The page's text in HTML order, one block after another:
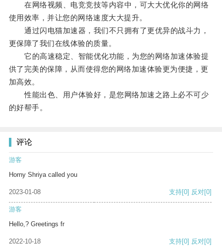
在网络视频、电竞竞技等内容中，可大大优化你的网络
使用效率，并让您的网络速度大大提升。
通过闪电猫加速器，我们不只拥有了更优异的战斗力，
更保障了我们在线体验的质量。
它的高速稳定、智能优化功能，为您的网络加速体验提
供了完美的保障，从而使得您的网络加速体验更为便捷，更
加高效。
性能出色、用户体验好，是您网络加速之路上必不可少
的好帮手。
评论
游客
Horny Shriya called you
2023-01-08 支持[0] 反对[0]
游客
Hello,? Greetings fr
2022-10-18 支持[0] 反对[0]